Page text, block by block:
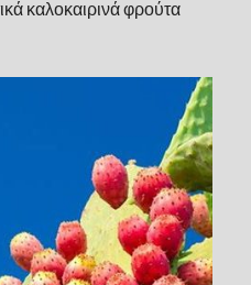
καλοκαιρινά φρούτα